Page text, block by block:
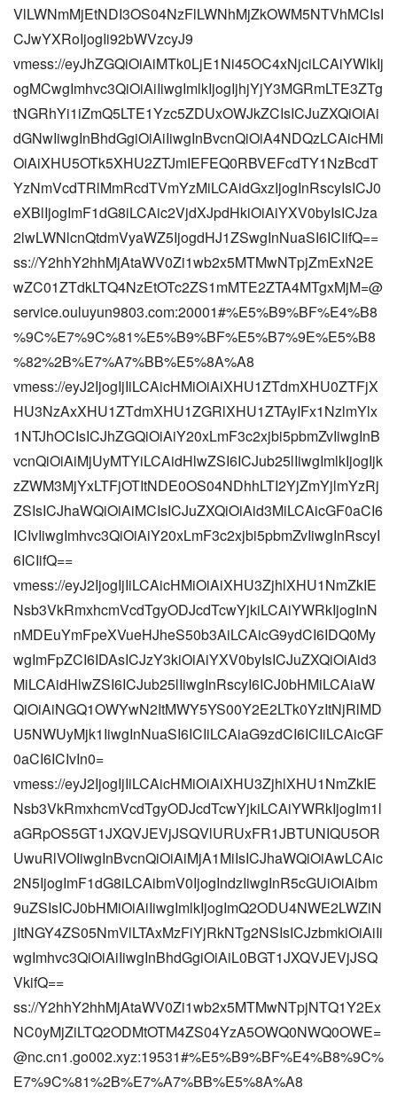
VlLWNmMjEtNDI3OS04NzFlLWNhMjZkOWM5NTVhMCIsI
CJwYXRoIjogIi92bWVzcyJ9
vmess://eyJhZGQiOiAiMTk0LjE1Ni45OC4xNjciLCAiYWlkIj
ogMCwgImhvc3QiOiAiIiwgImlkIjogIjhjYjY3MGRmLTE3ZTg
tNGRhYi1iZmQ5LTE1Yzc5ZDUxOWJkZCIsICJuZXQiOiAi
dGNwIiwgInBhdGgiOiAiIiwgInBvcnQiOiA4NDQzLCAicHMi
OiAiXHU5OTk5XHU2ZTJmIEFEQ0RBVEFcdTY1NzBcdT
YzNmVcdTRlMmRcdTVmYzMiLCAidGxzIjogInRscyIsICJ0
eXBlIjogImF1dG8iLCAic2VjdXJpdHkiOiAiYXV0byIsICJza
2lwLWNlcnQtdmVyaWZ5IjogdHJ1ZSwgInNuaSI6ICIifQ==
ss://Y2hhY2hhMjAtaWV0Zi1wb2x5MTMwNTpjZmExN2E
wZC01ZTdkLTQ4NzEtOTc2ZS1mMTE2ZTA4MTgxMjM=@
service.ouluyun9803.com:20001#%E5%B9%BF%E4%B8
%9C%E7%9C%81%E5%B9%BF%E5%B7%9E%E5%B8
%82%2B%E7%A7%BB%E5%8A%A8
vmess://eyJ2IjogIjIiLCAicHMiOiAiXHU1ZTdmXHU0ZTFjX
HU3NzAxXHU1ZTdmXHU1ZGRlXHU1ZTAyIFx1NzlmYlx
1NTJhOCIsICJhZGQiOiAiY20xLmF3c2xjbi5pbmZvIiwgInB
vcnQiOiAiMjUyMTYiLCAidHlwZSI6ICJub25lIiwgImlkIjogIjk
zZWM3MjYxLTFjOTItNDE0OS04NDhhLTI2YjZmYjlmYzRj
ZSIsICJhaWQiOiAiMCIsICJuZXQiOiAid3MiLCAicGF0aCI6
ICIvIiwgImhvc3QiOiAiY20xLmF3c2xjbi5pbmZvIiwgInRscyI
6ICIifQ==
vmess://eyJ2IjogIjIiLCAicHMiOiAiXHU3ZjhlXHU1NmZkIE
Nsb3VkRmxhcmVcdTgyODJcdTcwYjkiLCAiYWRkIjogInN
nMDEuYmFpeXVueHJheS50b3AiLCAicG9ydCI6IDQ0My
wgImFpZCI6IDAsICJzY3kiOiAiYXV0byIsICJuZXQiOiAid3
MiLCAidHlwZSI6ICJub25lIiwgInRscyI6ICJ0bHMiLCAiaW
QiOiAiNGQ1OWYwN2ItMWY5YS00Y2E2LTk0YzItNjRlMD
U5NWUyMjk1IiwgInNuaSI6ICIiLCAiaG9zdCI6ICIiLCAicGF
0aCI6ICIvIn0=
vmess://eyJ2IjogIjIiLCAicHMiOiAiXHU3ZjhlXHU1NmZkIE
Nsb3VkRmxhcmVcdTgyODJcdTcwYjkiLCAiYWRkIjogIm1l
aGRpOS5GT1JXQVJEVjJSQVlURUxFR1JBTUNIQU5OR
UwuRlVOIiwgInBvcnQiOiAiMjA1MiIsICJhaWQiOiAwLCAic
2N5IjogImF1dG8iLCAibmV0IjogIndzIiwgInR5cGUiOiAibm
9uZSIsICJ0bHMiOiAiIiwgImlkIjogImQ2ODU4NWE2LWZiN
jItNGY4ZS05NmVlLTAxMzFiYjRkNTg2NSIsICJzbmkiOiAiIi
wgImhvc3QiOiAiIiwgInBhdGgiOiAiL0BGT1JXQVJEVjJSQ
VkifQ==
ss://Y2hhY2hhMjAtaWV0Zi1wb2x5MTMwNTpjNTQ1Y2Ex
NC0yMjZiLTQ2ODMtOTM4ZS04YzA5OWQ0NWQ0OWE=
@nc.cn1.go002.xyz:19531#%E5%B9%BF%E4%B8%9C%
E7%9C%81%2B%E7%A7%BB%E5%8A%A8